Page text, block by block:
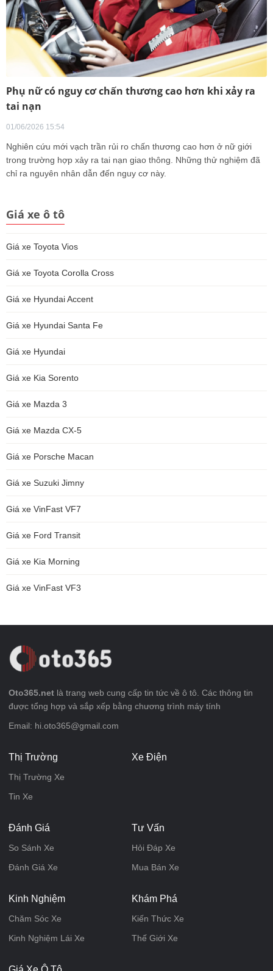
Phụ nữ có nguy cơ chấn thương cao hơn khi xảy ra
tai nạn
01/06/2026 15:54
Nghiên cứu mới vạch trần rủi ro chấn thương cao hơn ở nữ giới
trong trường hợp xảy ra tai nạn giao thông. Những thử nghiệm đã
chỉ ra nguyên nhân dẫn đến nguy cơ này.
Giá xe ô tô
Giá xe Toyota Vios
Giá xe Toyota Corolla Cross
Giá xe Hyundai Accent
Giá xe Hyundai Santa Fe
Giá xe Hyundai
Giá xe Kia Sorento
Giá xe Mazda 3
Giá xe Mazda CX-5
Giá xe Porsche Macan
Giá xe Suzuki Jimny
Giá xe VinFast VF7
Giá xe Ford Transit
Giá xe Kia Morning
Giá xe VinFast VF3
Oto365.net là trang web cung cấp tin tức về ô tô. Các thông tin
được tổng hợp và sắp xếp bằng chương trình máy tính
Email: hi.oto365@gmail.com
Thị Trường
Thị Trường Xe
Tin Xe
Xe Điện
Đánh Giá
So Sánh Xe
Đánh Giá Xe
Tư Vấn
Hỏi Đáp Xe
Mua Bán Xe
Kinh Nghiệm
Chăm Sóc Xe
Kinh Nghiệm Lái Xe
Khám Phá
Kiến Thức Xe
Thế Giới Xe